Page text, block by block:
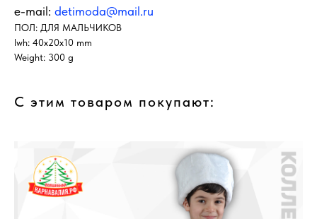
e-mail: detimoda@mail.ru
ПОЛ: ДЛЯ МАЛЬЧИКОВ
lwh: 40x20x10 mm
Weight: 300 g
С этим товаром покупают: